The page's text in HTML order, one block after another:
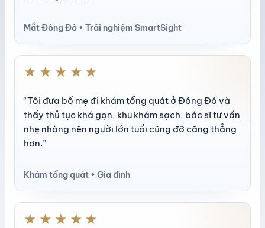
Mắt Đông Đô • Trải nghiệm SmartSight
★★★★★
“Tôi đưa bố mẹ đi khám tổng quát ở Đông Đô và
thấy thủ tục khá gọn, khu khám sạch, bác sĩ tư vấn
nhẹ nhàng nên người lớn tuổi cũng đỡ căng thẳng
hơn.”
Khám tổng quát • Gia đình
★★★★★